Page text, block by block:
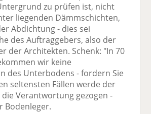
zu prüfen ist, nicht
liegenden Dämmschichten,
Abdichtung - dies sei
des Auftraggebers, also der
der Architekten. Schenk: "In 70
wir keine
des Unterbodens - fordern Sie
seltensten Fällen werde der
Verantwortung gezogen -
Bodenleger.